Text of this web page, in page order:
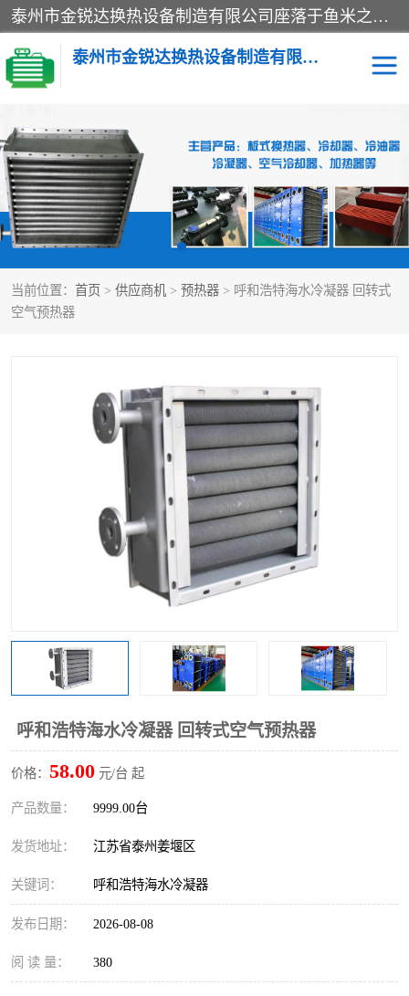
泰州市金锐达换热设备制造有限公司座落于鱼米之乡、祥泰之州一江苏泰州。是一家多年从事换热设备研究、设计、制造、销售、服务于一体的生产企业。
泰州市金锐达换热设备制造有限公司
当前位置： 首页 > 供应商机 > 预热器 > 呼和浩特海水冷凝器 回转式
空气预热器
呼和浩特海水冷凝器 回转式空气预热器
价格： 58.00 元/台 起
产品数量： 9999.00台
发货地址： 江苏省泰州姜堰区
关键词： 呼和浩特海水冷凝器
发布日期： 2026-08-08
阅 读 量： 380
冷却器 换热器
散热器 预热器
热交换器